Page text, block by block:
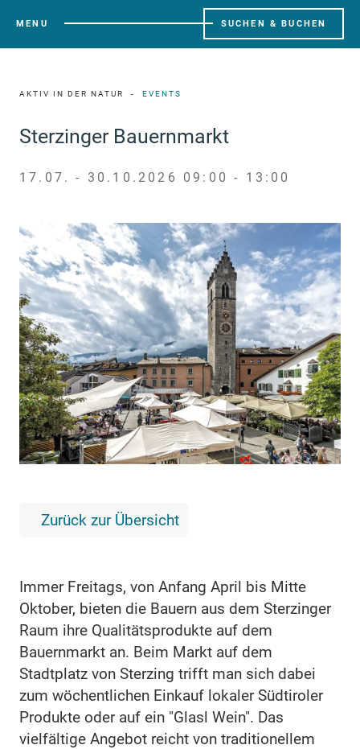
MENU SUCHEN & BUCHEN
AKTIV IN DER NATUR EVENTS
Sterzinger Bauernmarkt
17.07. - 30.10.2026 09:00 - 13:00
Zurück zur Übersicht
Immer Freitags, von Anfang April bis Mitte
Oktober, bieten die Bauern aus dem Sterzinger
Raum ihre Qualitätsprodukte auf dem
Bauernmarkt an. Beim Markt auf dem
Stadtplatz von Sterzing trifft man sich dabei
zum wöchentlichen Einkauf lokaler Südtiroler
Produkte oder auf ein "Glasl Wein". Das
vielfältige Angebot reicht von traditionellem